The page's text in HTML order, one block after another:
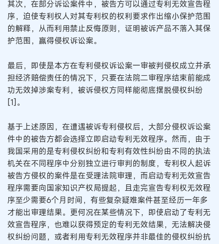
其次，在部分诉讼案件中，被告方可以通过专利无效宣告程
序，迫使专利权人对其专利权的权利要求作出缩小保护范围
的解释，从而利用禁止反悔原则，证明被诉产品不落入其保
护范围，赢得侵权诉讼案。
最后，即使是本方在专利侵权诉讼案一审被判侵权成立并承
担经济赔偿责任的情况下，只要在法院二审程序结束前能成
功无效掉涉案专利，被诉侵权方同样能彻底摆脱侵权纠纷
[1]。
基于上述原因，在遭遇被诉专利侵权后，大部分侵权诉讼案
件中的被告方都会选择立即启动专利无效程序。然而，由于
我国采用的是专利侵权纠纷和专利有效性纠纷由不同的执法
机关在不同程序中分别独立进行审判的制度，专利权人起诉
被告方侵权的案件是在受理法院审理，而启动专利无效宣告
程序需要向国家知识产权局提起，且走完宣告专利权无效程
序至少需要6个月时间，有些复杂疑难案件甚至经历一年多
才能出审理结果。更何况在某些情况下，即使启动了专利无
效宣告程序，也难以获得预定的专利无效结果，无法解决侵
权纠纷问题，或者利用专利无效程序并非最佳的侵权纠纷抗